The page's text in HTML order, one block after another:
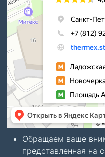
Обращаем ваше
представленная на